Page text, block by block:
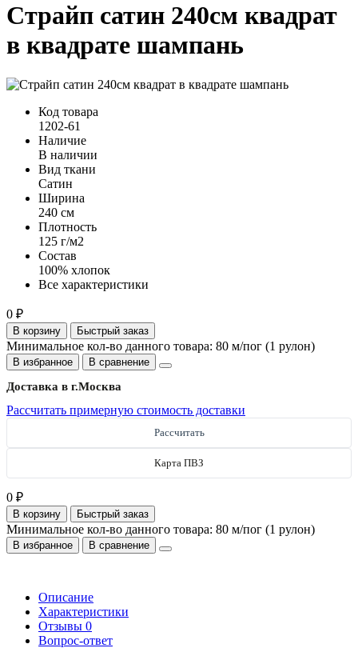
Страйп сатин 240см квадрат
в квадрате шампань
Код товара
1202-61
Наличие
В наличии
Вид ткани
Сатин
Ширина
240 см
Плотность
125 г/м2
Состав
100% хлопок
Все характеристики
0 ₽
В корзину Быстрый заказ
Минимальное кол-во данного товара: 80 м/пог (1 рулон)
В избранное В сравнение
Доставка в г.Москва
Рассчитать примерную стоимость доставки
Рассчитать
Карта ПВЗ
0 ₽
В корзину Быстрый заказ
Минимальное кол-во данного товара: 80 м/пог (1 рулон)
В избранное В сравнение
Описание
Характеристики
Отзывы 0
Вопрос-ответ